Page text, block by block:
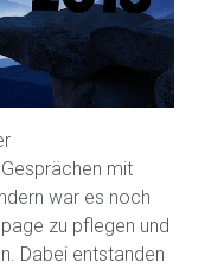
mit
war es noch
zu pflegen und
Dabei entstanden